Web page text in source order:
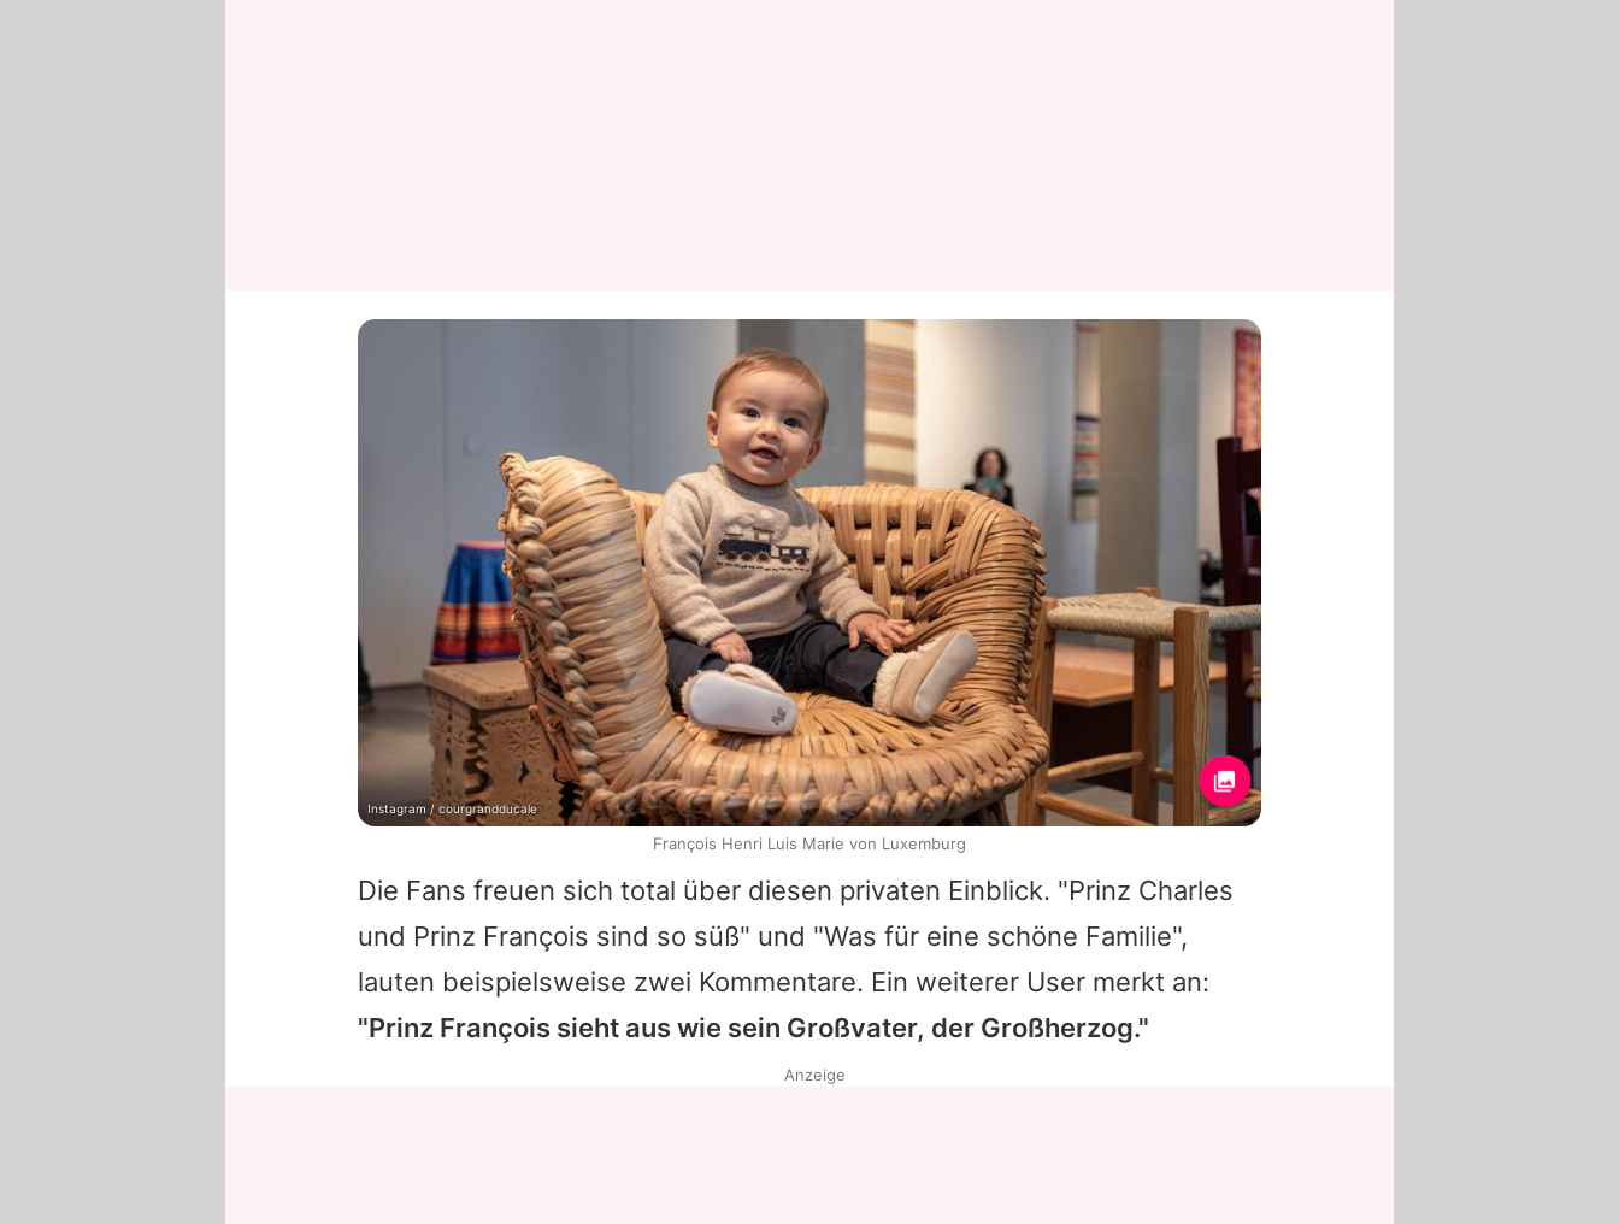
Die Fans freuen sich total über diesen privaten Einblick. "Prinz Charles
und Prinz François sind so süß" und "Was für eine schöne Familie",
lauten beispielsweise zwei Kommentare. Ein weiterer User merkt an:
"Prinz François sieht aus wie sein Großvater, der Großherzog."
Instagram / courgrandducale
François Henri Luis Marie von Luxemburg
Anzeige